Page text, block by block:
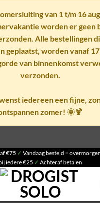
van 1 t/m 16
worden er geen
Alle bestellingen
geplaatst, worden vanaf
van binnenkomst
verzonden.
iedereen een fijne,
zomer! 🌞🍹
€75 ✓ Vandaag besteld =
iedere €25 ✓ Achteraf betalen